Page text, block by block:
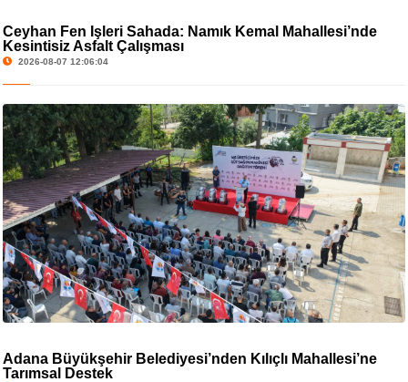
Ceyhan Fen İşleri Sahada: Namık Kemal Mahallesi’nde
Kesintisiz Asfalt Çalışması
2026-08-07 12:06:04
Adana Büyükşehir Belediyesi’nden Kılıçlı Mahallesi’ne
Tarımsal Destek